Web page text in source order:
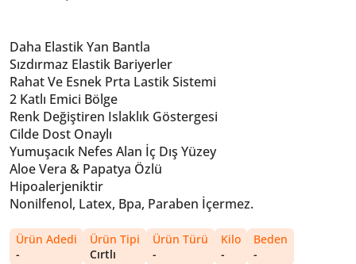
Daha Elastik Yan Bantla
Sızdırmaz Elastik Bariyerler
Rahat Ve Esnek Prta Lastik Sistemi
2 Katlı Emici Bölge
Renk Değiştiren Islaklık Göstergesi
Cilde Dost Onaylı
Yumuşacık Nefes Alan İç Dış Yüzey
Aloe Vera & Papatya Özlü
Hipoalerjeniktir
Nonilfenol, Latex, Bpa, Paraben İçermez.
Ürün Adedi
-
Ürün Tipi
Cırtlı
Ürün Türü
-
Kilo
-
Beden
-